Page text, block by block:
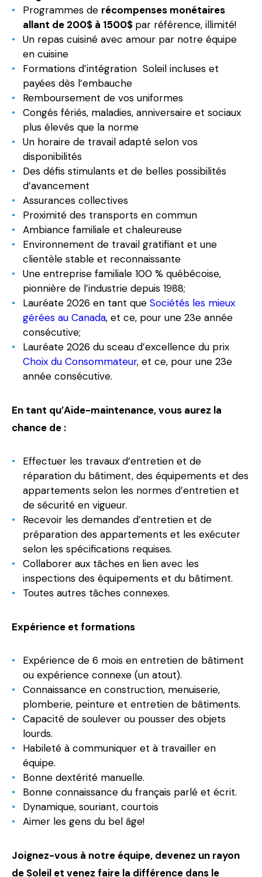
Programmes de récompenses monétaires
allant de 200$ à 1500$ par référence, illimité!
Un repas cuisiné avec amour par notre équipe
en cuisine
Formations d’intégration Soleil incluses et
payées dès l’embauche
Remboursement de vos uniformes
Congés fériés, maladies, anniversaire et sociaux
plus élevés que la norme
Un horaire de travail adapté selon vos
disponibilités
Des défis stimulants et de belles possibilités
d’avancement
Assurances collectives
Proximité des transports en commun
Ambiance familiale et chaleureuse
Environnement de travail gratifiant et une
clientèle stable et reconnaissante
Une entreprise familiale 100 % québécoise,
pionnière de l’industrie depuis 1988;
Lauréate 2026 en tant que Sociétés les mieux
gérées au Canada, et ce, pour une 23e année
consécutive;
Lauréate 2026 du sceau d’excellence du prix
Choix du Consommateur, et ce, pour une 23e
année consécutive.
En tant qu’Aide-maintenance, vous aurez la
chance de :
Effectuer les travaux d’entretien et de
réparation du bâtiment, des équipements et des
appartements selon les normes d’entretien et
de sécurité en vigueur.
Recevoir les demandes d’entretien et de
préparation des appartements et les exécuter
selon les spécifications requises.
Collaborer aux tâches en lien avec les
inspections des équipements et du bâtiment.
Toutes autres tâches connexes.
Expérience et formations
Expérience de 6 mois en entretien de bâtiment
ou expérience connexe (un atout).
Connaissance en construction, menuiserie,
plomberie, peinture et entretien de bâtiments.
Capacité de soulever ou pousser des objets
lourds.
Habileté à communiquer et à travailler en
équipe.
Bonne dextérité manuelle.
Bonne connaissance du français parlé et écrit.
Dynamique, souriant, courtois
Aimer les gens du bel âge!
Joignez-vous à notre équipe, devenez un rayon
de Soleil et venez faire la différence dans le